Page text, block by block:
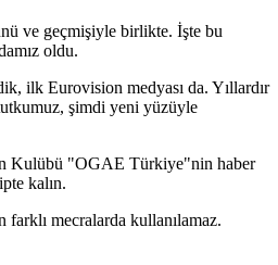
ve geçmişiyle birlikte. İşte bu
oldu.
ilk Eurovision medyası da. Yıllardır
şimdi yeni yüzüyle
Kulübü "OGAE Türkiye"nin haber
kalın.
mecralarda kullanılamaz.